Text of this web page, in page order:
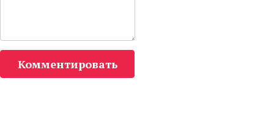
Комментировать